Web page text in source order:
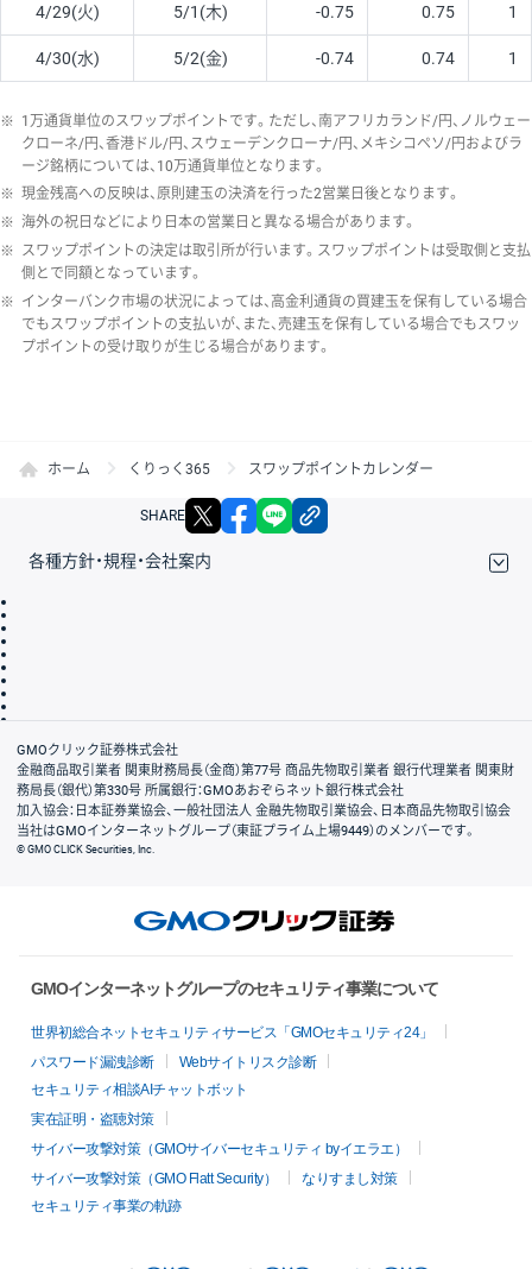
4/29(火) 5/1(木) -0.75 0.75 1
4/30(水) 5/2(金) -0.74 0.74 1
※ 1万通貨単位のスワップポイントです。ただし、南アフリカランド/円、ノルウェー
クローネ/円、香港ドル/円、スウェーデンクローナ/円、メキシコペソ/円およびラ
ージ銘柄については、10万通貨単位となります。
※ 現金残高への反映は、原則建玉の決済を行った2営業日後となります。
※ 海外の祝日などにより日本の営業日と異なる場合があります。
※ スワップポイントの決定は取引所が行います。スワップポイントは受取側と支払
側とで同額となっています。
※ インターバンク市場の状況によっては、高金利通貨の買建玉を保有している場合
でもスワップポイントの支払いが、また、売建玉を保有している場合でもスワッ
プポイントの受け取りが生じる場合があります。
ホーム くりっく365 スワップポイントカレンダー
SHARE X facebook
各種方針・規程・会社案内
会社案内
GMOクリック証券株式会社
金融商品取引業者 関東財務局長（金商）第77号 商品先物取引業者 銀行代理業者 関東財
務局長（銀代）第330号 所属銀行：GMOあおぞらネット銀行株式会社
加入協会：日本証券業協会、一般社団法人 金融先物取引業協会、日本商品先物取引協会
当社はGMOインターネットグループ（東証プライム上場9449）のメンバーです。
© GMO CLICK Securities, Inc.
GMOインターネットグループのセキュリティ事業について
世界初総合ネットセキュリティサービス「GMOセキュリティ24」
パスワード漏洩診断
Webサイトリスク診断
セキュリティ相談AIチャットボット
実在証明・盗聴対策
サイバー攻撃対策（GMOサイバーセキュリティ byイエラエ）
サイバー攻撃対策（GMO Flatt Security）
なりすまし対策
セキュリティ事業の軌跡